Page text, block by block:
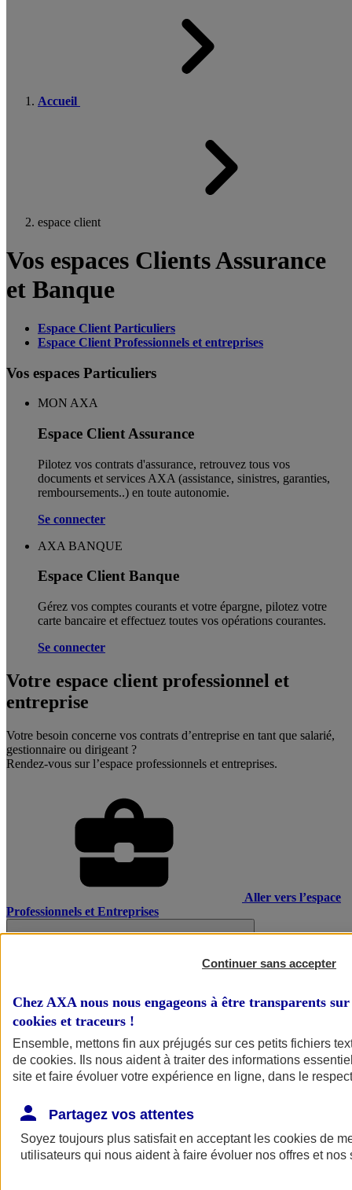
Accueil
espace client
Vos espaces Clients Assurance
et Banque
Espace Client Particuliers
Espace Client Professionnels et entreprises
Vos espaces Particuliers
MON AXA
Espace Client Assurance
Pilotez vos contrats d'assurance, retrouvez tous vos
documents et services AXA (assistance, sinistres, garanties,
remboursements..) en toute autonomie. ​
Se connecter
AXA BANQUE
Espace Client Banque
Gérez vos comptes courants et votre épargne, pilotez votre
carte bancaire et effectuez toutes vos opérations courantes.
Se connecter
Votre espace client professionnel et
entreprise
Votre besoin concerne vos contrats d’entreprise en tant que salarié,
gestionnaire ou dirigeant ?
Rendez-vous sur l’espace professionnels et entreprises.
Aller vers l’espace
Professionnels et Entreprises
Continuer sans accepter
Chez AXA nous nous engageons à être transparents
cookies et traceurs !
Ensemble, mettons fin aux préjugés sur ces petits fichiers
de cookies. Ils nous aident à traiter des informations
site et faire évoluer votre expérience en ligne, dans le
Partagez vos attentes
Soyez toujours plus satisfait en acceptant les cookies de
utilisateurs qui nous aident à faire évoluer nos offres et nos